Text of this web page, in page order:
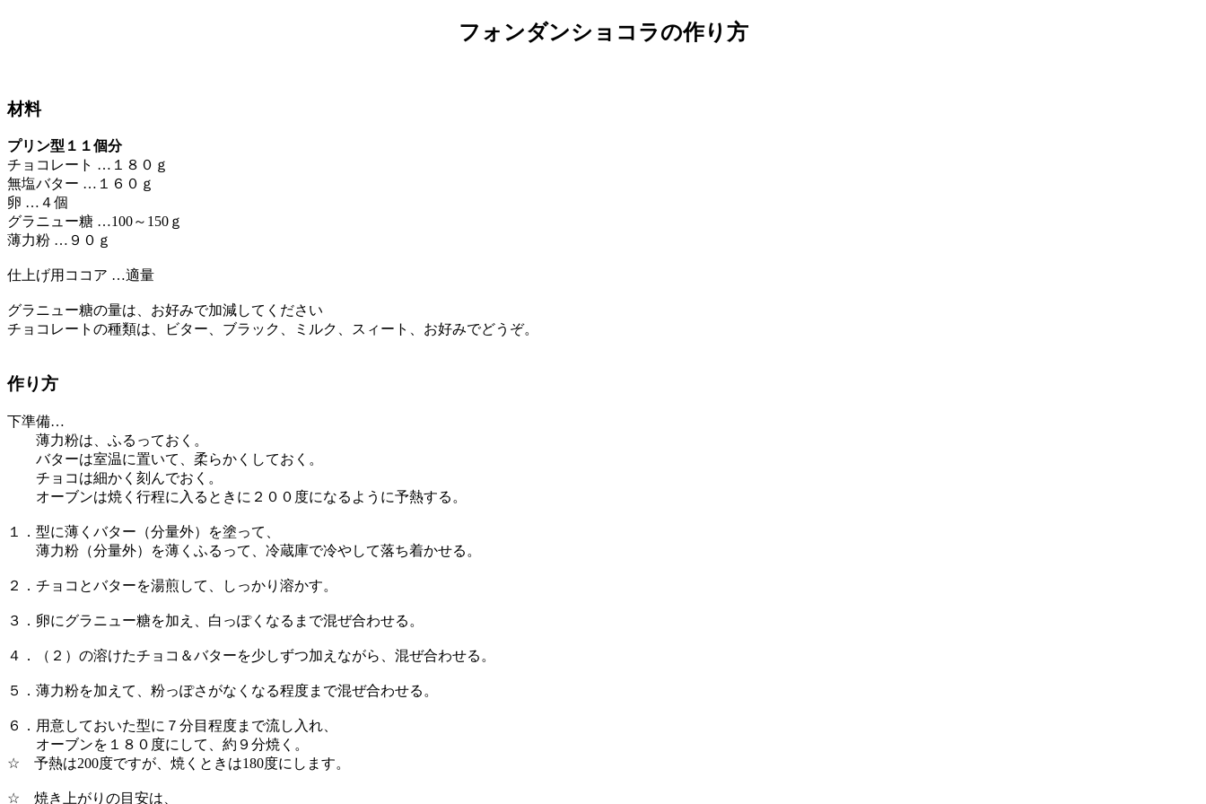
フォンダンショコラの作り方
材料
プリン型１１個分
チョコレート …１８０ｇ
無塩バター …１６０ｇ
卵 …４個
グラニュー糖 …100～150ｇ
薄力粉 …９０ｇ
仕上げ用ココア …適量
グラニュー糖の量は、お好みで加減してください
チョコレートの種類は、ビター、ブラック、ミルク、スィート、お好みでどうぞ。
作り方
下準備…
薄力粉は、ふるっておく。
バターは室温に置いて、柔らかくしておく。
チョコは細かく刻んでおく。
オーブンは焼く行程に入るときに２００度になるように予熱する。
１．型に薄くバター（分量外）を塗って、
薄力粉（分量外）を薄くふるって、冷蔵庫で冷やして落ち着かせる。
２．チョコとバターを湯煎して、しっかり溶かす。
３．卵にグラニュー糖を加え、白っぽくなるまで混ぜ合わせる。
４．（２）の溶けたチョコ＆バターを少しずつ加えながら、混ぜ合わせる。
５．薄力粉を加えて、粉っぽさがなくなる程度まで混ぜ合わせる。
６．用意しておいた型に７分目程度まで流し入れ、
オーブンを１８０度にして、約９分焼く。
☆ 予熱は200度ですが、焼くときは180度にします。
☆ 焼き上がりの目安は、